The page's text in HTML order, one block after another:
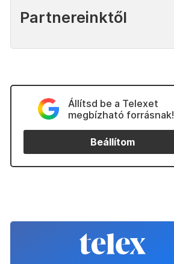
Partnereinktől
Állítsd be a Telexet
megbízható forrásnak!
Beállítom